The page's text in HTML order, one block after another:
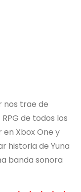
nos trae de
de todos los
Xbox One y
historia de Yuna
banda sonora